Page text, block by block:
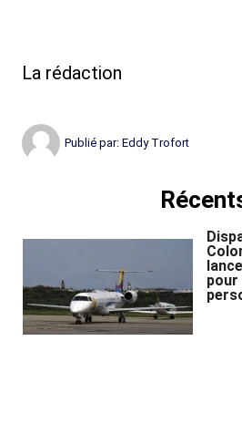
La rédaction
Publié par: Eddy Trofort